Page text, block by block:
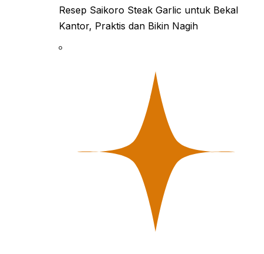
Resep Saikoro Steak Garlic untuk Bekal
Kantor, Praktis dan Bikin Nagih